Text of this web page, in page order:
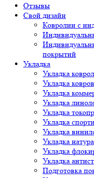
Отзывы
Свой дизайн
Ковролин с
покрытий
Укладка
Укладка
Укладка
Укладка
Укладка
Укладка
Укладка
Укладка
Укладка
Укладка
Укладка
Подготовка